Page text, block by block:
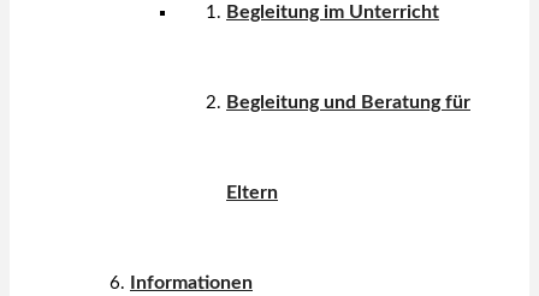
Begleitung im Unterricht
Begleitung und Beratung für
Eltern
Informationen